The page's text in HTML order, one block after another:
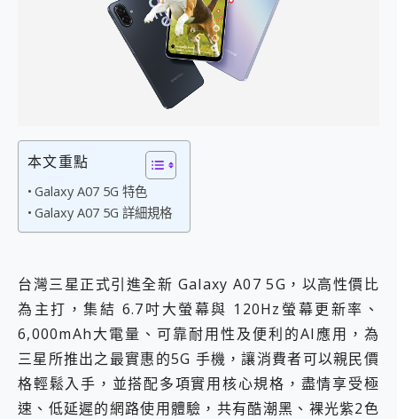
小朋友才做選擇 投影機 RGB藍牙音響 氛圍情境燈 我通通都要！ Starfish 2 幻彩膠囊投影機｜結合「 智慧投影 & 煥彩流動 」的沈浸式生活新體驗
外型超吸晴~ 給您絕佳操控體驗 GravaStar Mercury K1 系列 異星機械鍵盤與 Mercury X 系列 輕量無線電競滑鼠 開箱 評測
開箱~變身「蜘蛛人」椅子軍師！MSI MPG 491CQP QD-OLED 超寬曲面電競螢幕，多工辦公、爽度滿滿的終極桌面體驗
iPhone 17 系列 有認證的防護來囉！ imos 首家導入 UL MCV 行銷宣告驗證的手機配件品牌
DJI Osmo Pocket 3 爽爽帶回家 歡慶 EaseUS 21 週年到來，「Slogan 海報徵稿活動」好康大放送
您的專屬AI 助手 Yoga Slim 7 Aura Edition 觸控AI筆電 開箱 評測
realme 14 Pro 超硬軍規、冰感變色實測，realme 14 5G 遊戲戰鬥值爆表，效能x娛樂全都要！
iPhone、Apple Watch、AirPods耳機 三個設備充電一起搞定 ONPRO MagReact™ M3 3 in 1可攜摺疊無線充電器 開箱 評測
動靜皆宜「HUAWEI FreeArc」開放式耳掛耳機，無感配戴! 超穩超服貼，音質、通話也很優質
好玩好拍 vivo V50 ~ 口袋裡的 Zeiss 潮流攝影棚!
25種洗烘模式一機搞定! Roborock 衣莉莎白 H1 Neo分子篩洗脫烘 AI 滾筒洗衣機
給 MSI Claw 系列電競掌機 最完美的家 MSI Nest Docking Station 掌機專屬擴充底座 開箱 評測
本文重點
Galaxy A07 5G 特色
Galaxy A07 5G 詳細規格
台灣三星正式引進全新 Galaxy A07 5G，以高性價比
為主打，集結 6.7吋大螢幕與 120Hz螢幕更新率、
6,000mAh大電量、可靠耐用性及便利的AI應用，為
三星所推出之最實惠的5G 手機，讓消費者可以親民價
格輕鬆入手，並搭配多項實用核心規格，盡情享受極
速、低延遲的網路使用體驗，共有酷潮黑、裸光紫2色